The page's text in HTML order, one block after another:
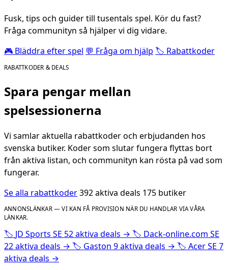
Fusk, tips och guider till tusentals spel. Kör du fast?
Fråga communityn så hjälper vi dig vidare.
🎮 Bläddra efter spel 💬 Fråga om hjälp 🏷️ Rabattkoder
RABATTKODER & DEALS
Spara pengar mellan
spelsessionerna
Vi samlar aktuella rabattkoder och erbjudanden hos
svenska butiker. Koder som slutar fungera flyttas bort
från aktiva listan, och communityn kan rösta på vad som
fungerar.
Se alla rabattkoder392 aktiva deals 175 butiker
ANNONSLÄNKAR — VI KAN FÅ PROVISION NÄR DU HANDLAR VIA VÅRA
LÄNKAR.
🏷️ JD Sports SE 52 aktiva deals → 🏷️ Dack-online.com SE
22 aktiva deals → 🏷️ Gaston 9 aktiva deals → 🏷️ Acer SE 7
aktiva deals →